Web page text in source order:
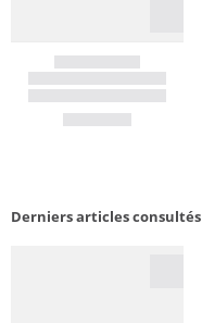
Derniers articles consultés